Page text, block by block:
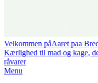
Velkommen påAaret paa
Kærlighed til mad og kage,
råvarer
Primary
Menu